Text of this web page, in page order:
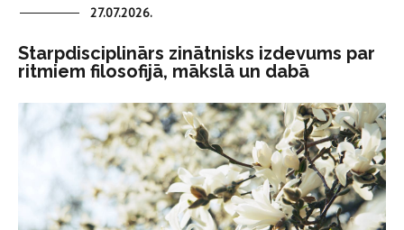
27.07.2026.
Starpdisciplinārs zinātnisks izdevums par
ritmiem filosofijā, mākslā un dabā